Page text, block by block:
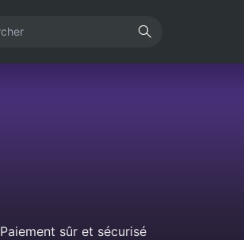
Paiement sûr et sécurisé